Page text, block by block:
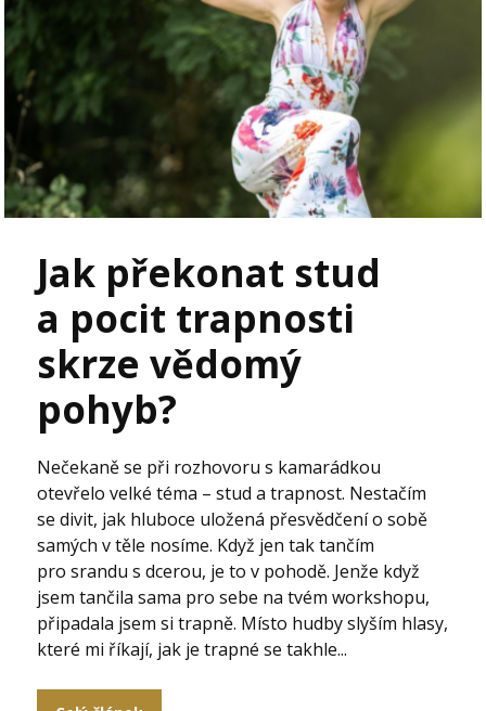
Jak překonat stud
a pocit trapnosti
skrze vědomý
pohyb?
Nečekaně se při rozhovoru s kamarádkou
otevřelo velké téma – stud a trapnost. Nestačím
se divit, jak hluboce uložená přesvědčení o sobě
samých v těle nosíme. Když jen tak tančím
pro srandu s dcerou, je to v pohodě. Jenže když
jsem tančila sama pro sebe na tvém workshopu,
připadala jsem si trapně. Místo hudby slyším hlasy,
které mi říkají, jak je trapné se takhle...